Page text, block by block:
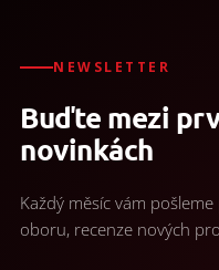
NEWSLETTER
Buďte mezi
novinkách
Každý měsíc vám
oboru, recenze nových